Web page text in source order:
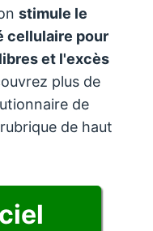
stimule le
cellulaire pour
et l'excès
plus de
de
de haut